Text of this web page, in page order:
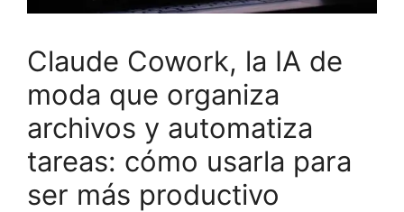
Claude Cowork, la IA de
moda que organiza
archivos y automatiza
tareas: cómo usarla para
ser más productivo